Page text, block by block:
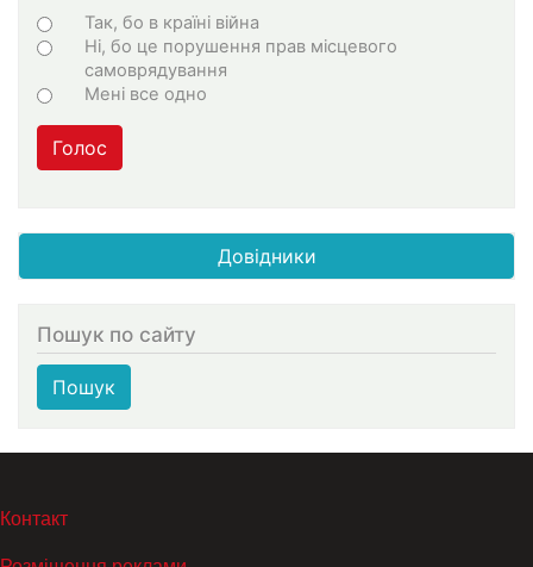
Варіанти
Так, бо в країні війна
Ні, бо це порушення прав місцевого
самоврядування
Мені все одно
Голос
Довідники
Пошук по сайту
Пошук
МЕНЮ В ПОДВАЛЕ
Контакт